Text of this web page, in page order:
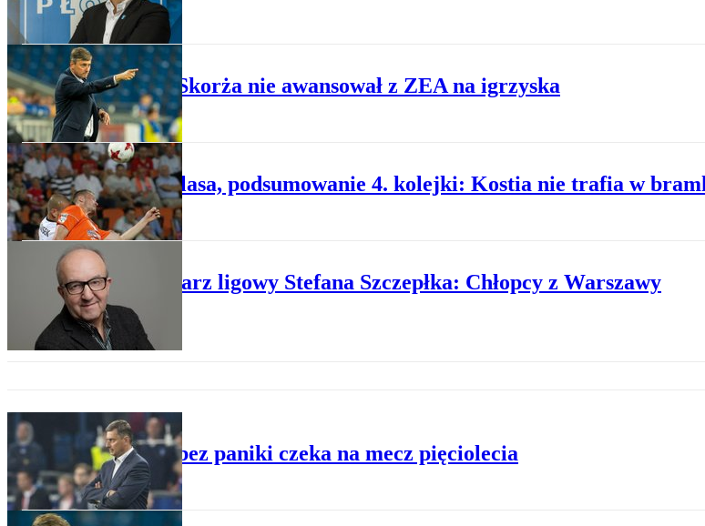
PIŁKA NOŻNA
Maciej Skorża nie awansował z ZEA na igrzyska
PIŁKA NOŻNA
Ekstraklasa, podsumowanie 4. kolejki: Kostia nie trafia w
Komentarz ligowy Stefana Szczepłka: Chłopcy z Warszawy
PIŁKA NOŻNA
Skorża bez paniki czeka na mecz pięciolecia
PIŁKA NOŻNA